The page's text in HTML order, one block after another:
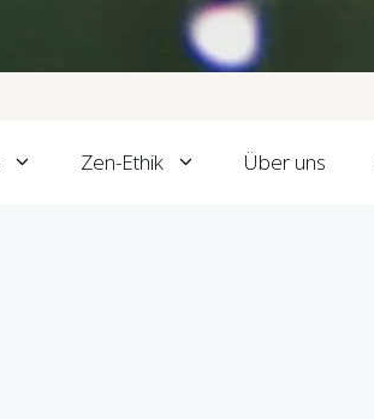
Zen-Ethik Über uns